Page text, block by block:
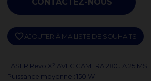
CONTACTEZ-NOUS
favorite_borderAJOUTER À MA LISTE DE SOUHAITS
LASER Revo X² AVEC CAMERA 280J A 25 MS
Puissance moyenne : 150 W